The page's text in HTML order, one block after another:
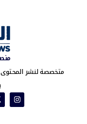
متخصصة لنشر المحتوى